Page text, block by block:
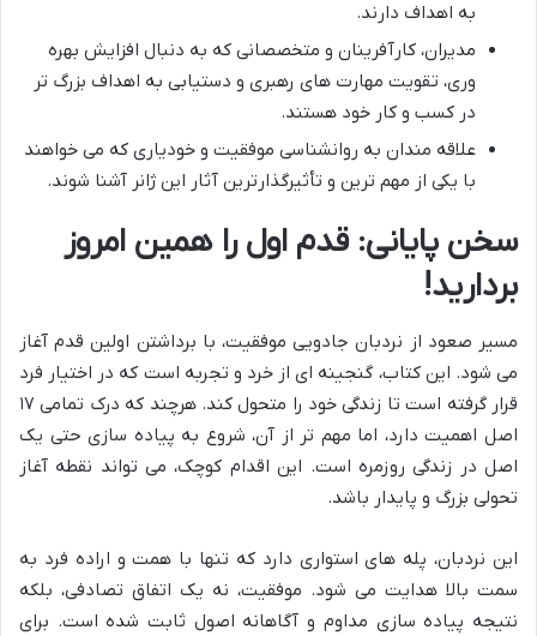
به اهداف دارند.
مدیران، کارآفرینان و متخصصانی که به دنبال افزایش بهره
وری، تقویت مهارت های رهبری و دستیابی به اهداف بزرگ تر
در کسب و کار خود هستند.
علاقه مندان به روانشناسی موفقیت و خودیاری که می خواهند
با یکی از مهم ترین و تأثیرگذارترین آثار این ژانر آشنا شوند.
سخن پایانی: قدم اول را همین امروز
بردارید!
مسیر صعود از نردبان جادویی موفقیت، با برداشتن اولین قدم آغاز
می شود. این کتاب، گنجینه ای از خرد و تجربه است که در اختیار فرد
قرار گرفته است تا زندگی خود را متحول کند. هرچند که درک تمامی ۱۷
اصل اهمیت دارد، اما مهم تر از آن، شروع به پیاده سازی حتی یک
اصل در زندگی روزمره است. این اقدام کوچک، می تواند نقطه آغاز
تحولی بزرگ و پایدار باشد.
این نردبان، پله های استواری دارد که تنها با همت و اراده فرد به
سمت بالا هدایت می شود. موفقیت، نه یک اتفاق تصادفی، بلکه
نتیجه پیاده سازی مداوم و آگاهانه اصول ثابت شده است. برای